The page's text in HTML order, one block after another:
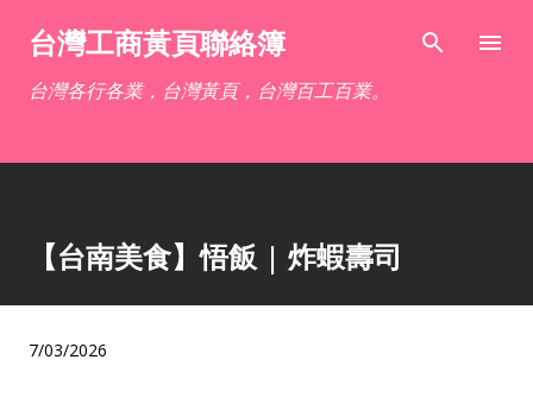
跳到主要內容
台灣工商黃頁聯絡簿
台灣各行各業，台灣黃頁，台灣百工百業。
【台南美食】悟飯 | 炸蝦壽司
7/03/2026